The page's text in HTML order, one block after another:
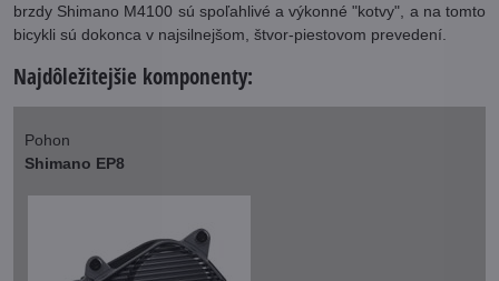
brzdy Shimano M4100 sú spoľahlivé a výkonné "kotvy", a na tomto
bicykli sú dokonca v najsilnejšom, štvor-piestovom prevedení.
Najdôležitejšie komponenty:
Pohon
Shimano EP8